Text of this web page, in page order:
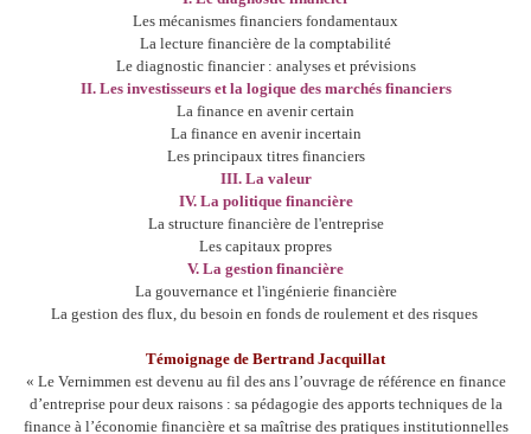
Les mécanismes financiers fondamentaux
La lecture financière de la comptabilité
Le diagnostic financier : analyses et prévisions
II. Les investisseurs et la logique des marchés financiers
La finance en avenir certain
La finance en avenir incertain
Les principaux titres financiers
III. La valeur
IV. La politique financière
La structure financière de l'entreprise
Les capitaux propres
V. La gestion financière
La gouvernance et l'ingénierie financière
La gestion des flux, du besoin en fonds de roulement et des risques
Témoignage de Bertrand Jacquillat
« Le Vernimmen est devenu au fil des ans l’ouvrage de référence en finance
d’entreprise pour deux raisons : sa pédagogie des apports techniques de la
finance à l’économie financière et sa maîtrise des pratiques institutionnelles